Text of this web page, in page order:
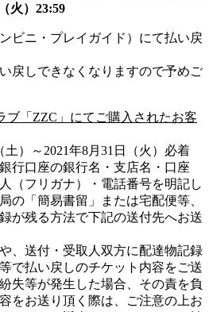
（火）23:59
ビニ・プレイガイド）にて払い戻
戻しできなくなりますので予めご
ブ「ZZC」にてご購入されたお客
土）～2021年8月31日（火）必着
行口座の銀行名・支店名・口座
（フリガナ）・電話番号を明記し
の「簡易書留」または宅配便等、
が残る方法で下記の送付先へお送
、送付・受取人双方に配達物記録
で払い戻しのチケット内容をご送
失等が発生した場合、その責を負
をお送り頂く際は、ご注意の上お